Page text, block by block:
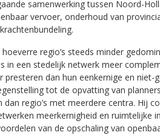
samenwerking tussen Noord-
vervoer, onderhoud van
regio’s steeds minder
in een stedelijk netwerk meer
presteren dan hun eenkernige en niet-
tot de opvatting van
regio’s met meerdere centra. Hij
meerkernigheid en ruimtelijke
van de opschaling van